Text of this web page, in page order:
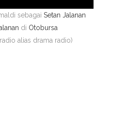
sebagai Setan Jalanan
di Otobursa
alias drama radio)